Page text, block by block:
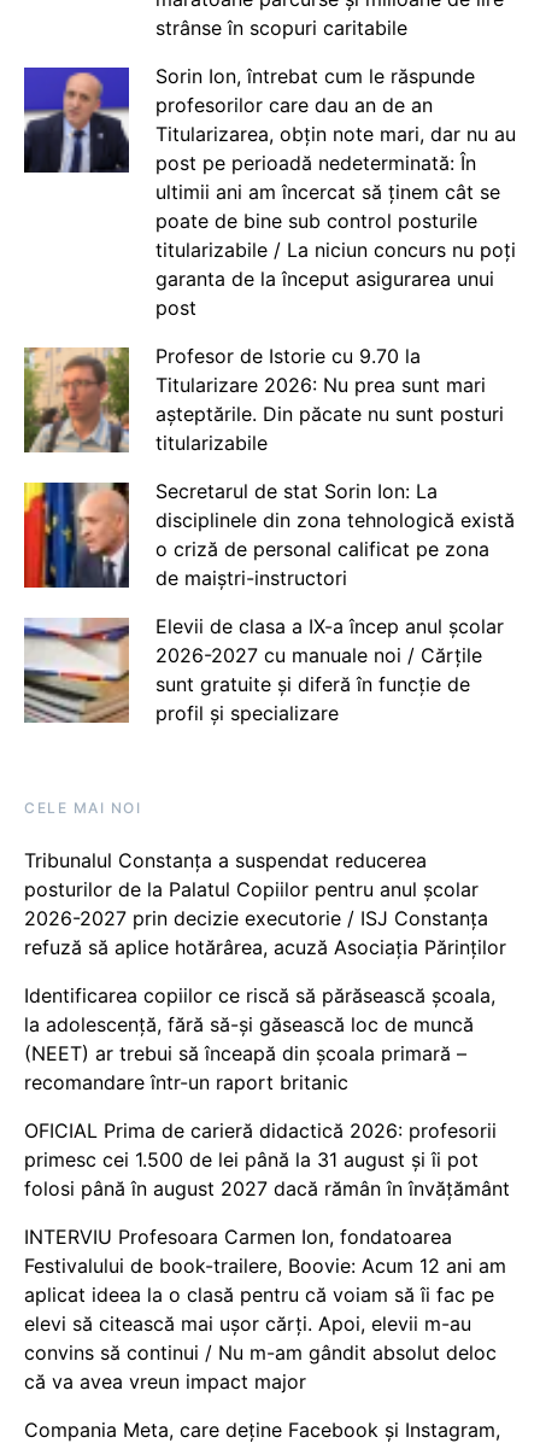
strânse în scopuri caritabile
Sorin Ion, întrebat cum le răspunde
profesorilor care dau an de an
Titularizarea, obțin note mari, dar nu au
post pe perioadă nedeterminată: În
ultimii ani am încercat să ținem cât se
poate de bine sub control posturile
titularizabile / La niciun concurs nu poți
garanta de la început asigurarea unui
post
Profesor de Istorie cu 9.70 la
Titularizare 2026: Nu prea sunt mari
așteptările. Din păcate nu sunt posturi
titularizabile
Secretarul de stat Sorin Ion: La
disciplinele din zona tehnologică există
o criză de personal calificat pe zona
de maiștri-instructori
Elevii de clasa a IX-a încep anul școlar
2026-2027 cu manuale noi / Cărțile
sunt gratuite și diferă în funcție de
profil și specializare
CELE MAI NOI
Tribunalul Constanța a suspendat reducerea
posturilor de la Palatul Copiilor pentru anul școlar
2026-2027 prin decizie executorie / ISJ Constanța
refuză să aplice hotărârea, acuză Asociația Părinților
Identificarea copiilor ce riscă să părăsească școala,
la adolescență, fără să-și găsească loc de muncă
(NEET) ar trebui să înceapă din școala primară –
recomandare într-un raport britanic
OFICIAL Prima de carieră didactică 2026: profesorii
primesc cei 1.500 de lei până la 31 august și îi pot
folosi până în august 2027 dacă rămân în învățământ
INTERVIU Profesoara Carmen Ion, fondatoarea
Festivalului de book-trailere, Boovie: Acum 12 ani am
aplicat ideea la o clasă pentru că voiam să îi fac pe
elevi să citească mai ușor cărți. Apoi, elevii m-au
convins să continui / Nu m-am gândit absolut deloc
că va avea vreun impact major
Compania Meta, care deține Facebook și Instagram,